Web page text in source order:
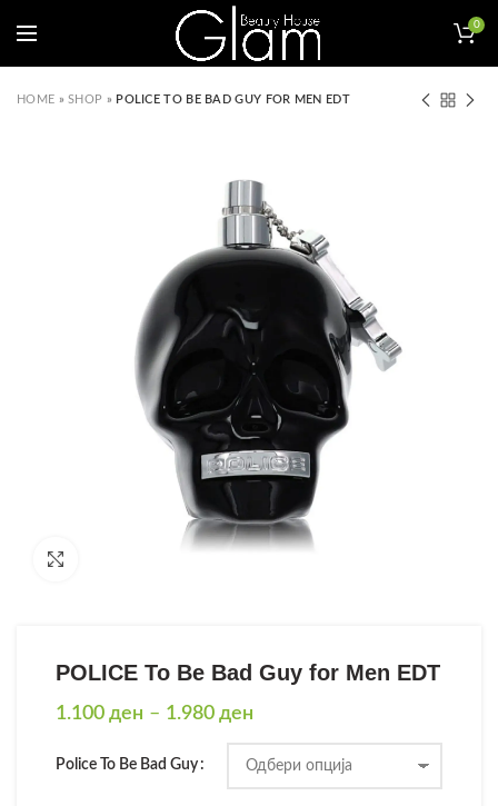
0
HOME »SHOP » POLICE TO BE BAD GUY FOR MEN EDT
POLICE To Be Bad Guy for Men EDT
1.100 ден – 1.980 ден
1.100 ден
through
Police To Be Bad Guy